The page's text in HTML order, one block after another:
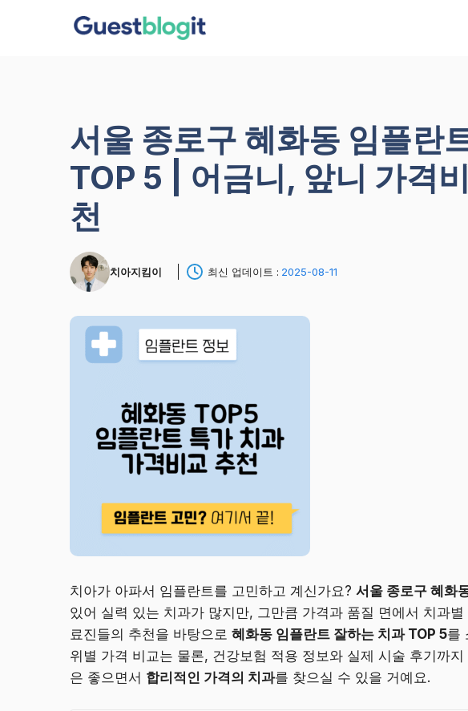
서울 종로구 혜화동 임플란
TOP 5 | 어금니, 앞니 가격
천
치아지킴이 최신 업데이트 : 2025-08-11
치아가 아파서 임플란트를 고민하고 계신가요? 서울 종로구 혜화
있어 실력 있는 치과가 많지만, 그만큼 가격과 품질 면에서 치과
료진들의 추천을 바탕으로 혜화동 임플란트 잘하는 치과 TOP 5를
위별 가격 비교는 물론, 건강보험 적용 정보와 실제 시술 후기까
은 좋으면서 합리적인 가격의 치과를 찾으실 수 있을 거예요.